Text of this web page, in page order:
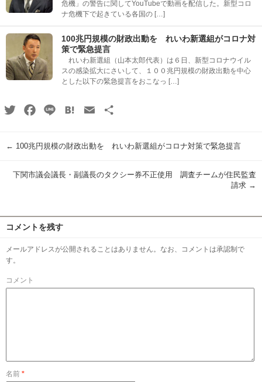
危機」の警告に関してYouTubeで動画を配信した。新型コロ
ナ危機下で起きている各国の […]
100兆円規模の財政出動を れいわ新選組がコロナ対
策で緊急提言
れいわ新選組（山本太郎代表）は６日、新型コロナウイル
スの感染拡大にさいして、１００兆円規模の財政出動を中心
とした以下の緊急提言をおこなっ […]
TwitterFacebook
Line HatenaEmail
← 100兆円規模の財政出動を れいわ新選組がコロナ対策で緊急提言
下関市議会議長・副議長のタクシー券不正使用 調査チームが住民監査
請求 →
コメントを残す
メールアドレスが公開されることはありません。なお、コメントは承認制で
す。
コメント
名前 *